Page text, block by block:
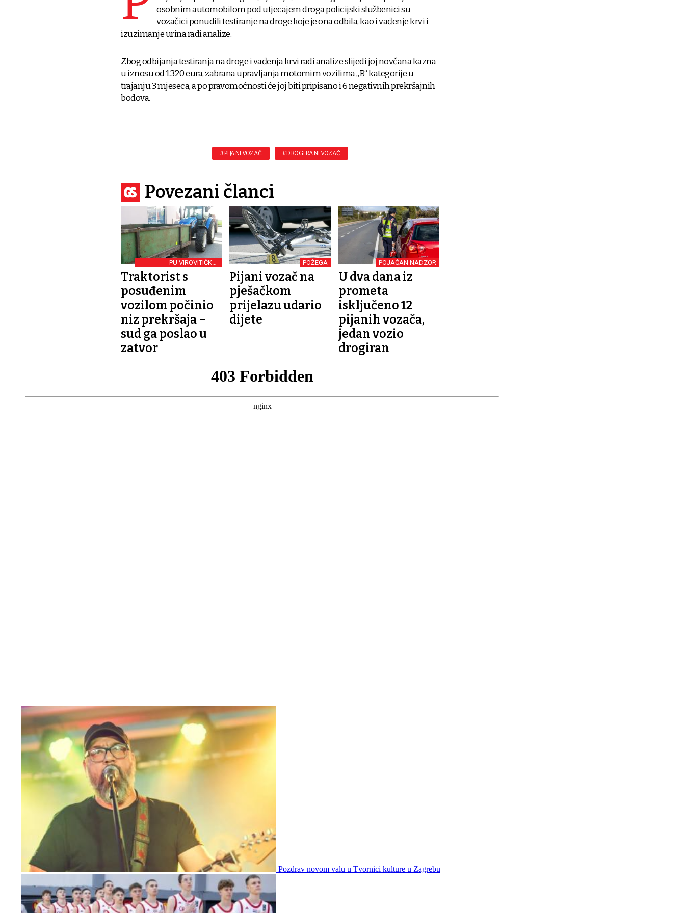
osobnim automobilom pod utjecajem droga policijski službenici su
vozačici ponudili testiranje na droge koje je ona odbila, kao i vađenje krvi i
izuzimanje urina radi analize.
Zbog odbijanja testiranja na droge i vađenja krvi radi analize slijedi joj novčana kazna
u iznosu od 1.320 eura, zabrana upravljanja motornim vozilima „B“ kategorije u
trajanju 3 mjeseca, a po pravomoćnosti će joj biti pripisano i 6 negativnih prekršajnih
bodova.
#PIJANI VOZAČ #DROGIRANI VOZAČ
Povezani članci
PU VIROVITIČKO-
PODRAVSKA
Traktorist s
posuđenim
vozilom počinio
niz prekršaja –
sud ga poslao u
zatvor
POŽEGA
Pijani vozač na
pješačkom
prijelazu udario
dijete
POJAČAN NADZOR
U dva dana iz
prometa
isključeno 12
pijanih vozača,
jedan vozio
drogiran
Pozdrav novom valu u Tvornici kulture u Zagrebu